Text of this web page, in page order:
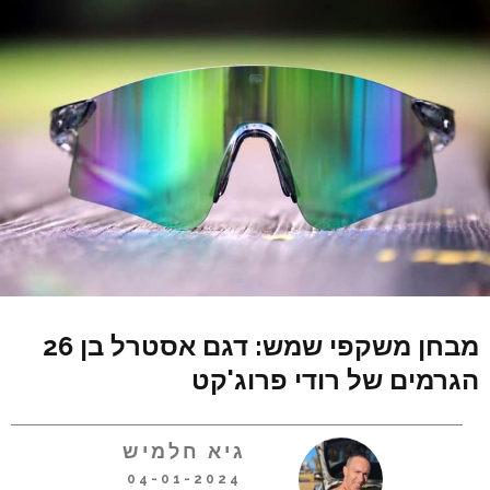
מבחן משקפי שמש: דגם אסטרל בן 26
הגרמים של רודי פרוג'קט
גיא חלמיש
04-01-2024